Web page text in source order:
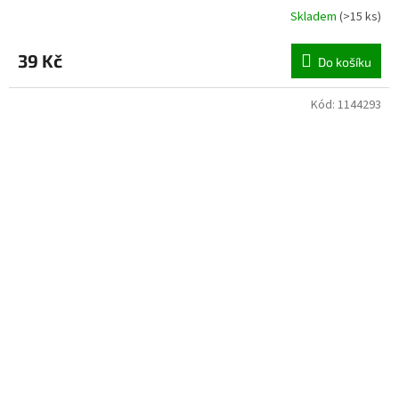
Skladem (>15 ks)
39 Kč Do košíku
Kód: 1144293